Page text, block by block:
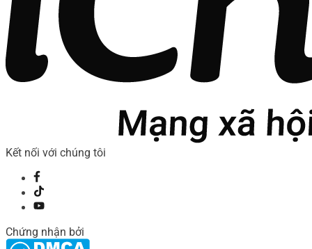
Kết nối với chúng tôi
Chứng nhận bởi